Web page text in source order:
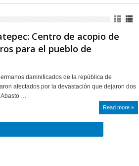
Centro de acopio de
para el pueblo de
damnificados de la república de
afectados por la devastación que dejaron dos
Abasto …
Read more »